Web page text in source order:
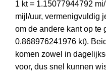
1 kt = 1.15077944792
mijl/uur, vermenigvuldig
om de andere kant op te
0.868976241976 kt).
komen zowel in
voor, dus snel kunnen